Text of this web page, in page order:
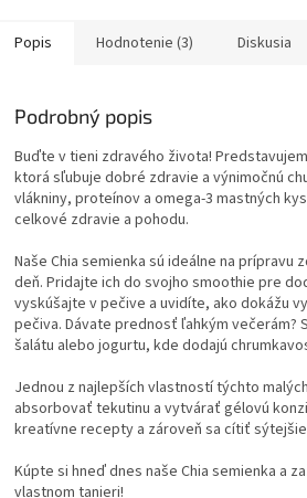
Popis Hodnotenie (3) Diskusia
Podrobný popis
Buďte v tieni zdravého života!
ktorá sľubuje dobré zdravie a výnimočnú
vlákniny, proteínov a omega-3 mastných
celkové zdravie a pohodu.
Naše Chia semienka sú ideálne na
deň. Pridajte ich do svojho smoothie pre
vyskúšajte v pečive a uvidíte, ako dokážu
pečiva. Dávate prednosť ľahkým večerám?
šalátu alebo jogurtu, kde dodajú
Jednou z najlepších vlastností týchto
absorbovať tekutinu a vytvárať gélovú
kreatívne recepty a zároveň sa cítiť
Kúpte si hneď dnes naše Chia semienka a
vlastnom tanieri!